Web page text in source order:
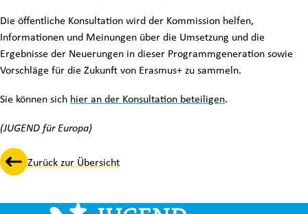
Die öffentliche Konsultation wird der Kommission helfen,
Informationen und Meinungen über die Umsetzung und die
Ergebnisse der Neuerungen in dieser Programmgeneration sowie
Vorschläge für die Zukunft von Erasmus+ zu sammeln.
Sie können sich hier an der Konsultation beteiligen.
(JUGEND für Europa)
Zurück zur Übersicht